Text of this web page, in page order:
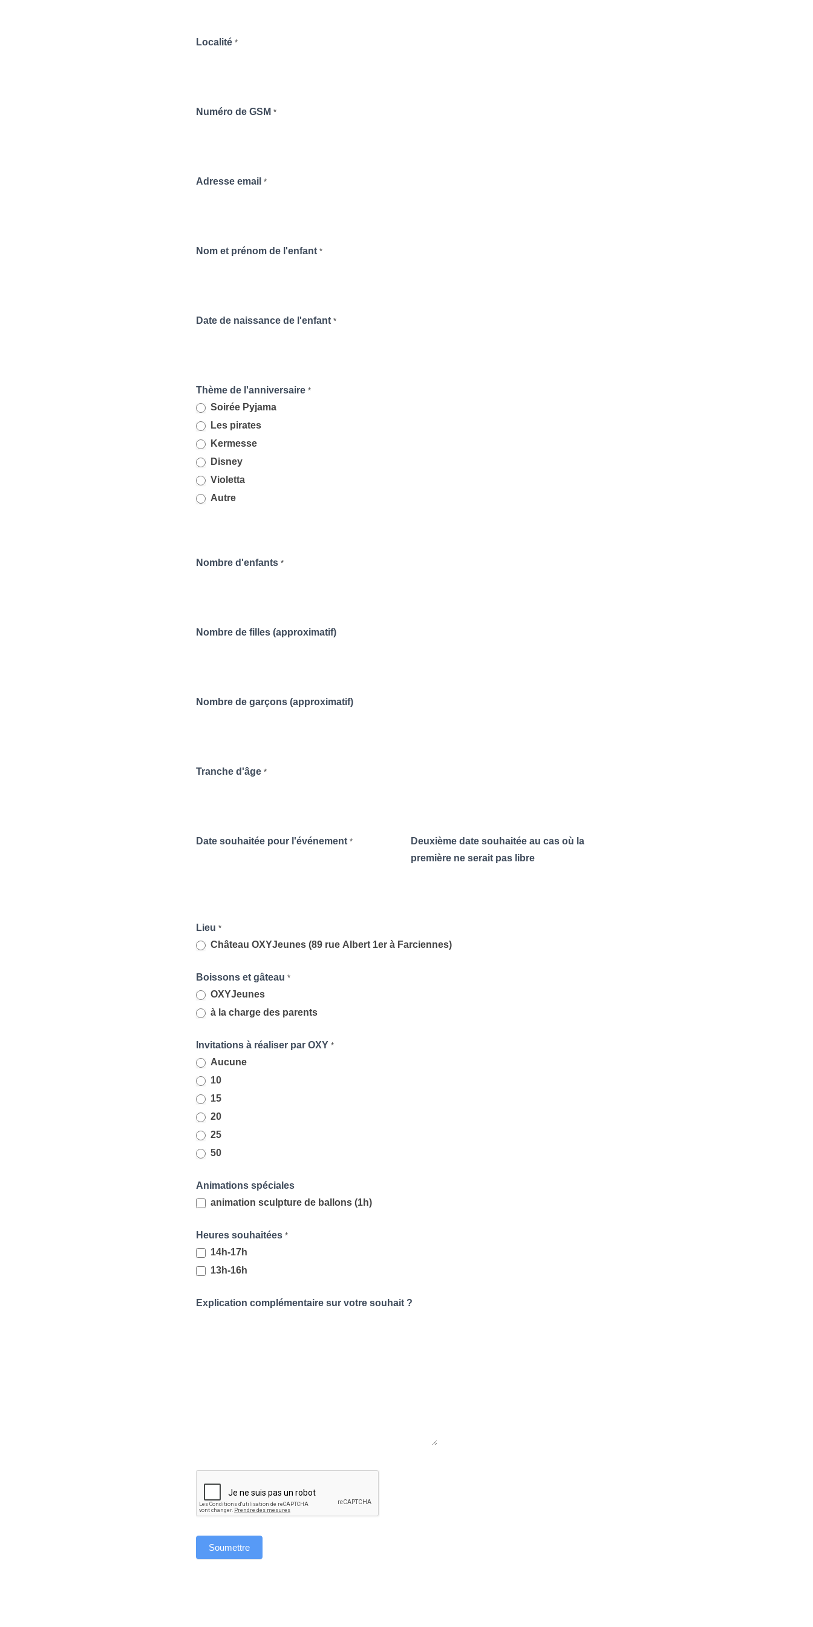
Localité *
Numéro de GSM *
Adresse email *
Nom et prénom de l'enfant *
Date de naissance de l'enfant *
Thème de l'anniversaire *
Soirée Pyjama
Les pirates
Kermesse
Disney
Violetta
Autre
Nombre d'enfants *
Nombre de filles (approximatif)
Nombre de garçons (approximatif)
Tranche d'âge *
Date souhaitée pour l'événement *
Deuxième date souhaitée au cas où la
première ne serait pas libre
Lieu *
Château OXYJeunes (89 rue Albert 1er à Farciennes)
Boissons et gâteau *
OXYJeunes
à la charge des parents
Invitations à réaliser par OXY *
Aucune
10
15
20
25
50
Animations spéciales
animation sculpture de ballons (1h)
Heures souhaitées *
14h-17h
13h-16h
Explication complémentaire sur votre souhait ?